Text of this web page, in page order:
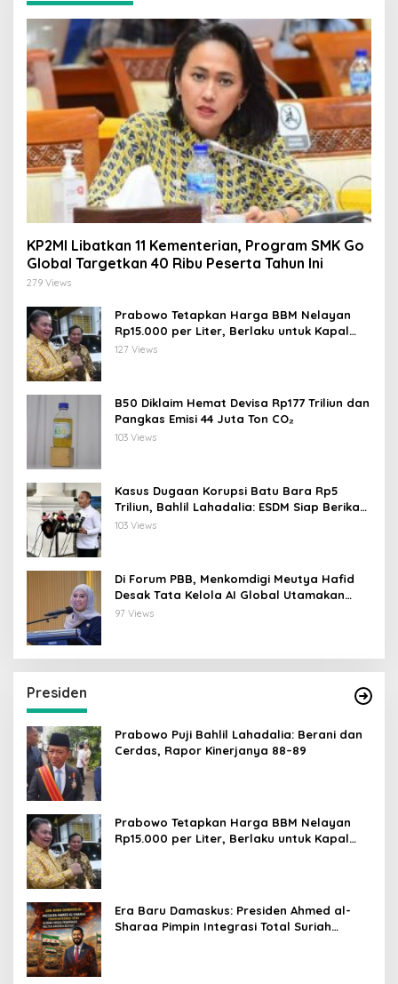
KP2MI Libatkan 11 Kementerian, Program SMK Go
Global Targetkan 40 Ribu Peserta Tahun Ini
279 Views
Prabowo Tetapkan Harga BBM Nelayan
Rp15.000 per Liter, Berlaku untuk Kapal
30-200 GT
127 Views
B50 Diklaim Hemat Devisa Rp177 Triliun dan
Pangkas Emisi 44 Juta Ton CO₂
103 Views
Kasus Dugaan Korupsi Batu Bara Rp5
Triliun, Bahlil Lahadalia: ESDM Siap Berikan
Data
103 Views
Di Forum PBB, Menkomdigi Meutya Hafid
Desak Tata Kelola AI Global Utamakan
Perlindungan Anak
97 Views
Presiden
Prabowo Puji Bahlil Lahadalia: Berani dan
Cerdas, Rapor Kinerjanya 88–89
Prabowo Tetapkan Harga BBM Nelayan
Rp15.000 per Liter, Berlaku untuk Kapal
Era Baru Damaskus: Presiden Ahmed al-
Sharaa Pimpin Integrasi Total Suriah